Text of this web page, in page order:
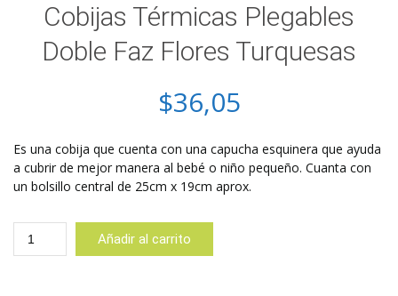
Cobijas Térmicas Plegables
Doble Faz Flores Turquesas
$36,05
Es una cobija que cuenta con una capucha esquinera que ayuda
a cubrir de mejor manera al bebé o niño pequeño. Cuanta con
un bolsillo central de 25cm x 19cm aprox.
Cobijas
Térmicas
Añadir al carrito